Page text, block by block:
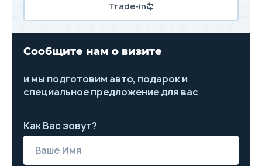
Trade-in
Сообщите нам о визите
и мы подготовим авто, подарок и
специальное предложение для вас
Как Вас зовут?